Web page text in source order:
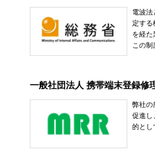
電波法
定する
を経た
この制
一般社団法人 携帯端末登録修
弊社の
促進し
的とし